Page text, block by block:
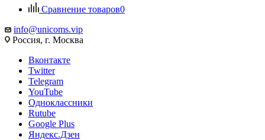
Сравнение товаров0
info@unicoms.vip
Россия, г. Москва
Вконтакте
Twitter
Telegram
YouTube
Одноклассники
Rutube
Google Plus
Яндекс.Дзен